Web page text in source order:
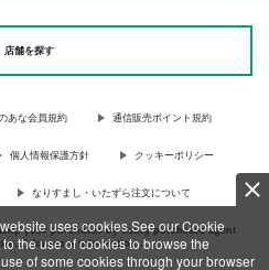
uses cookies.See our Cookie
the use of cookies to browse the
of some cookies through your browser
店舗を探す
あな会員規約 通信販売ポイント規約
個人情報保護方針 クッキーポリシー
なりすまし・いたずら注文について
your purchases by using purchases agent
for more information …more